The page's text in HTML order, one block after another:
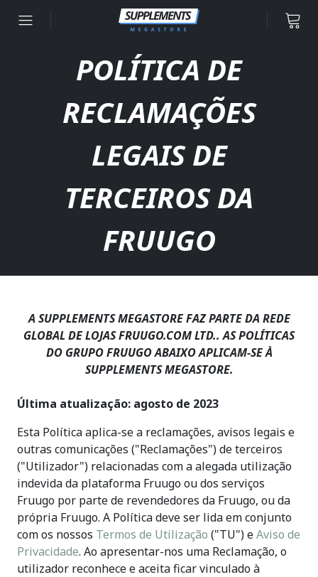
Ir para o conteúdo
POLÍTICA DE
RECLAMAÇÕES
LEGAIS DE
TERCEIROS DA
FRUUGO
A SUPPLEMENTS MEGASTORE FAZ PARTE DA REDE
GLOBAL DE LOJAS FRUUGO.COM LTD.. AS POLÍTICAS
DO GRUPO FRUUGO ABAIXO APLICAM-SE À
SUPPLEMENTS MEGASTORE.
Última atualização: agosto de 2023
Esta Política aplica-se a reclamações, avisos legais e
outras comunicações ("Reclamações") de terceiros
("Utilizador") relacionadas com a alegada utilização
indevida da plataforma Fruugo ou dos serviços
Fruugo por parte de revendedores da Fruugo, ou da
própria Fruugo. A Política deve ser lida em conjunto
com os nossos Termos de Utilização ("TU") eAviso de
Privacidade. Ao apresentar-nos uma Reclamação, o
utilizador reconhece e aceita ficar vinculado à